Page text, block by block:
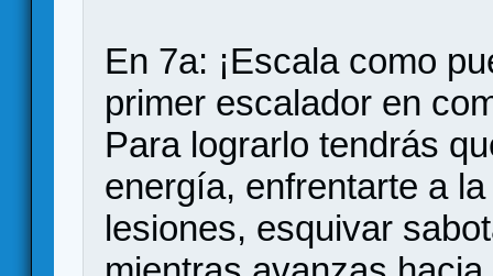
En 7a: ¡Escala como
primer escalador en
Para lograrlo tendrás
energía, enfrentarte a
lesiones, esquivar